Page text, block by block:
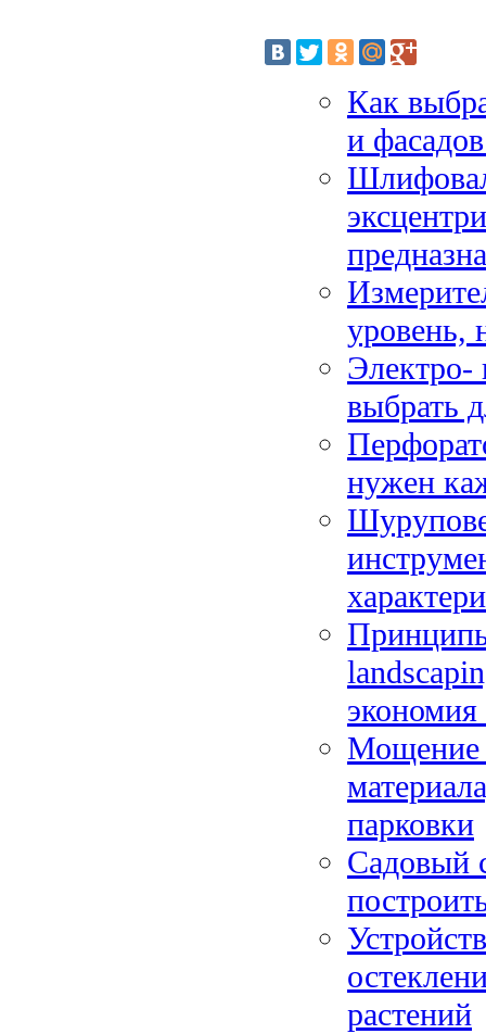
Как
и
уровень,
Электро-
выбрать
нужен
Мощение
парковки
Садовый
растений